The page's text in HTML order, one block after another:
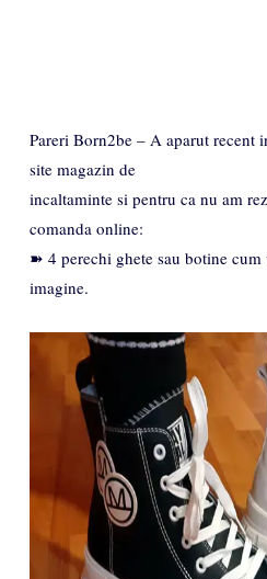
Pareri Born2be – A aparut recent
site magazin de
incaltaminte si pentru ca nu am
comanda online:
➽ 4 perechi ghete sau botine
imagine.